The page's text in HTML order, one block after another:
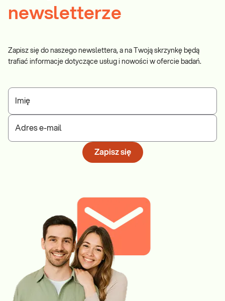
newsletterze
Zapisz się do naszego newslettera, a na Twoją skrzynkę będą
trafiać informacje dotyczące usług i nowości w ofercie badań.
Imię
Adres e-mail
Zapisz się